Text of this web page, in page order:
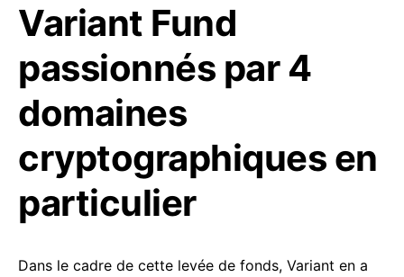
Variant Fund
passionnés par 4
domaines
cryptographiques en
particulier
Dans le cadre de cette levée de fonds, Variant en a